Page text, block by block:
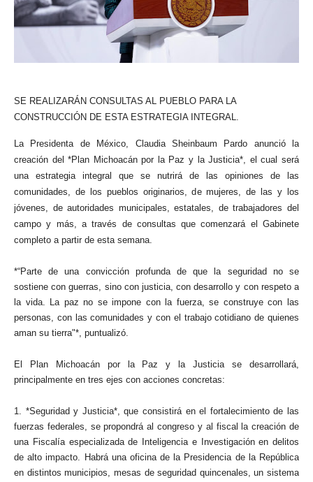
SE REALIZARÁN CONSULTAS AL PUEBLO PARA LA
CONSTRUCCIÓN DE ESTA ESTRATEGIA INTEGRAL.
La Presidenta de México, Claudia Sheinbaum Pardo anunció la
creación del *Plan Michoacán por la Paz y la Justicia*, el cual será
una estrategia integral que se nutrirá de las opiniones de las
comunidades, de los pueblos originarios, de mujeres, de las y los
jóvenes, de autoridades municipales, estatales, de trabajadores del
campo y más, a través de consultas que comenzará el Gabinete
completo a partir de esta semana.
*“Parte de una convicción profunda de que la seguridad no se
sostiene con guerras, sino con justicia, con desarrollo y con respeto a
la vida. La paz no se impone con la fuerza, se construye con las
personas, con las comunidades y con el trabajo cotidiano de quienes
aman su tierra"*, puntualizó.
El Plan Michoacán por la Paz y la Justicia se desarrollará,
principalmente en tres ejes con acciones concretas:
1. *Seguridad y Justicia*, que consistirá en el fortalecimiento de las
fuerzas federales, se propondrá al congreso y al fiscal la creación de
una Fiscalía especializada de Inteligencia e Investigación en delitos
de alto impacto. Habrá una oficina de la Presidencia de la República
en distintos municipios, mesas de seguridad quincenales, un sistema